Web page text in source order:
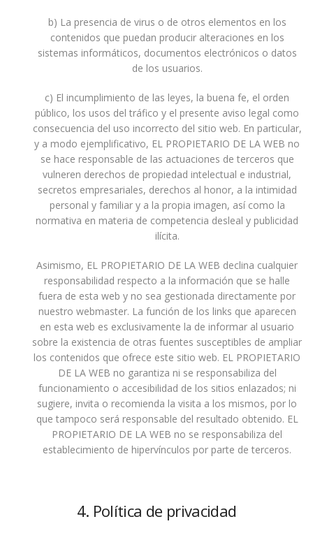
b) La presencia de virus o de otros elementos en los
contenidos que puedan producir alteraciones en los
sistemas informáticos, documentos electrónicos o datos
de los usuarios.
c) El incumplimiento de las leyes, la buena fe, el orden
público, los usos del tráfico y el presente aviso legal como
consecuencia del uso incorrecto del sitio web. En particular,
y a modo ejemplificativo, EL PROPIETARIO DE LA WEB no
se hace responsable de las actuaciones de terceros que
vulneren derechos de propiedad intelectual e industrial,
secretos empresariales, derechos al honor, a la intimidad
personal y familiar y a la propia imagen, así como la
normativa en materia de competencia desleal y publicidad
ilícita.
Asimismo, EL PROPIETARIO DE LA WEB declina cualquier
responsabilidad respecto a la información que se halle
fuera de esta web y no sea gestionada directamente por
nuestro webmaster. La función de los links que aparecen
en esta web es exclusivamente la de informar al usuario
sobre la existencia de otras fuentes susceptibles de ampliar
los contenidos que ofrece este sitio web. EL PROPIETARIO
DE LA WEB no garantiza ni se responsabiliza del
funcionamiento o accesibilidad de los sitios enlazados; ni
sugiere, invita o recomienda la visita a los mismos, por lo
que tampoco será responsable del resultado obtenido. EL
PROPIETARIO DE LA WEB no se responsabiliza del
establecimiento de hipervínculos por parte de terceros.
4. Política de privacidad